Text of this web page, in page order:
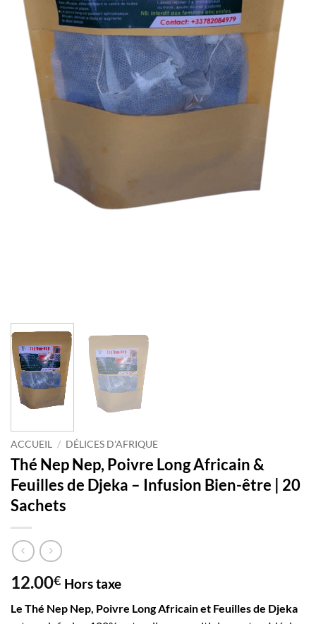
ACCUEIL / DÉLICES D'AFRIQUE
Thé Nep Nep, Poivre Long Africain &
Feuilles de Djeka – Infusion Bien-être | 20
Sachets
12.00€ Hors taxe
Le Thé Nep Nep, Poivre Long Africain et Feuilles de Djeka